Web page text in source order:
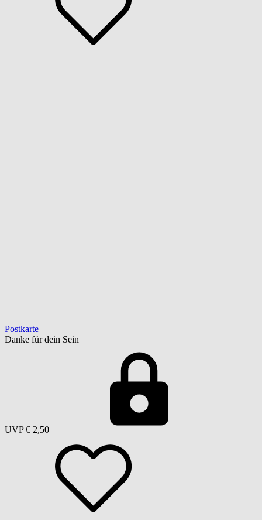
Postkarte
Danke für dein Sein
UVP € 2,50